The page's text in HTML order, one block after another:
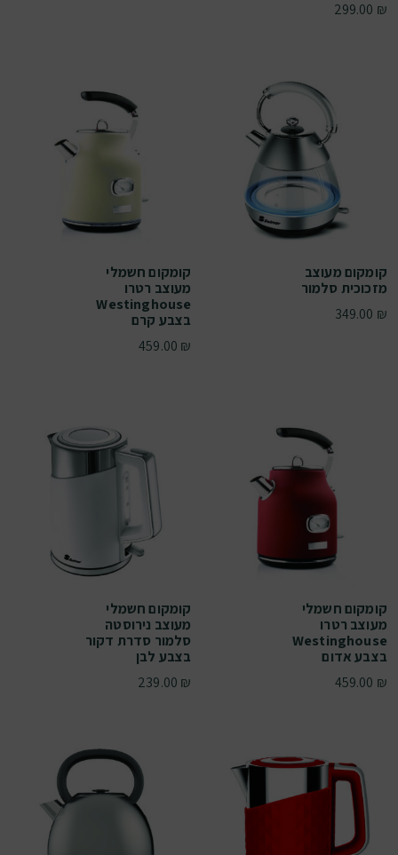
299.00 ₪
קומקום מעוצב
מזכוכית סלמור
349.00 ₪
קומקום חשמלי
מעוצב רטרו
Westinghouse
בצבע קרם
459.00 ₪
קומקום חשמלי
מעוצב רטרו
Westinghouse
בצבע אדום
459.00 ₪
קומקום חשמלי
מעוצב נירוסטה
סלמור סדרת דקור
בצבע לבן
239.00 ₪